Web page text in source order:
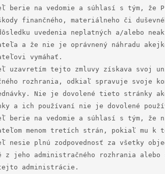
berie na vedomie a súhlasí s tým, že
finančného, materiálneho či
uvedenia neplatných a/alebo
a že nie je oprávnený náhradu
vymáhať.
uzavretím tejto zmluvy získava svoj
rozhrania, odkiaľ spravuje svoje
Nie je dovolené tieto stránky
a ich používaní nie je dovolené
berie na vedomie a súhlasí s tým, že
menom tretích strán, pokiaľ mu
nesie plnú zodpovednosť za všetky
z jeho administračného rozhrania
administrácie.